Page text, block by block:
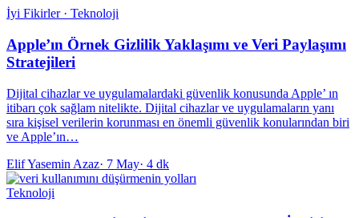
İyi Fikirler · Teknoloji
Apple’ın Örnek Gizlilik Yaklaşımı ve Veri Paylaşımı
Stratejileri
Dijital cihazlar ve uygulamalardaki güvenlik konusunda Apple’ ın
itibarı çok sağlam nitelikte. Dijital cihazlar ve uygulamaların yanı
sıra kişisel verilerin korunması en önemli güvenlik konularından biri
ve Apple’ın…
Elif Yasemin Azaz· 7 May· 4 dk
Teknoloji